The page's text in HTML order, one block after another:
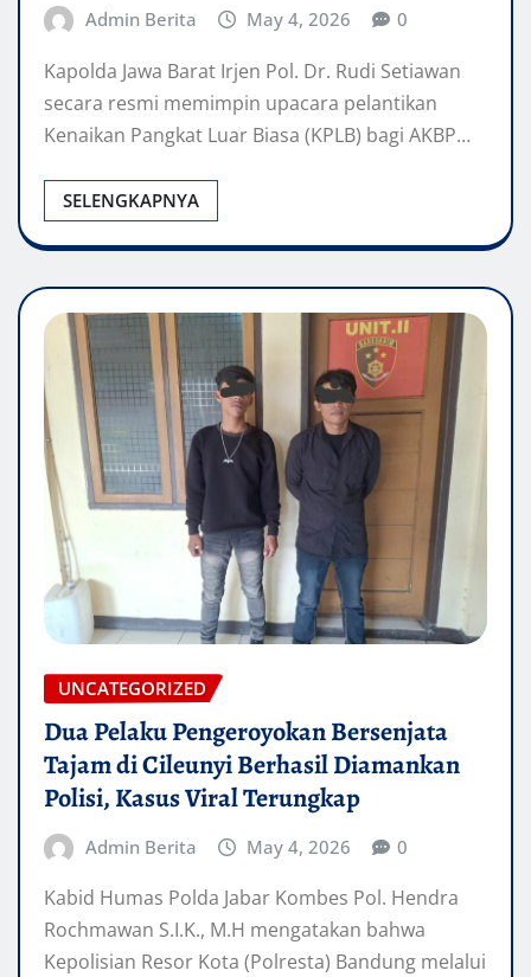
Admin Berita May 4, 2026 0
Kapolda Jawa Barat Irjen Pol. Dr. Rudi Setiawan
secara resmi memimpin upacara pelantikan
Kenaikan Pangkat Luar Biasa (KPLB) bagi AKBP…
SELENGKAPNYA
UNCATEGORIZED
Dua Pelaku Pengeroyokan Bersenjata
Tajam di Cileunyi Berhasil Diamankan
Polisi, Kasus Viral Terungkap
Admin Berita May 4, 2026 0
Kabid Humas Polda Jabar Kombes Pol. Hendra
Rochmawan S.I.K., M.H mengatakan bahwa
‎Kepolisian Resor Kota (Polresta) Bandung melalui